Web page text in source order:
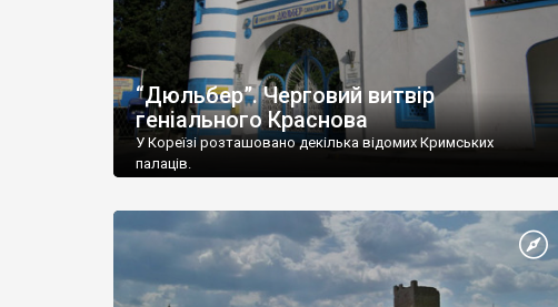
“Дюльбер”. Черговий витвір
геніального Краснова
У Кореїзі розташовано декілька відомих Кримських
палаців.